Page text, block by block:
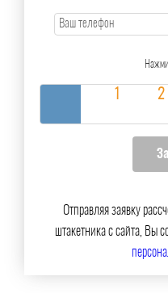
Отправляя заявку
штакетника с сайта, Вы